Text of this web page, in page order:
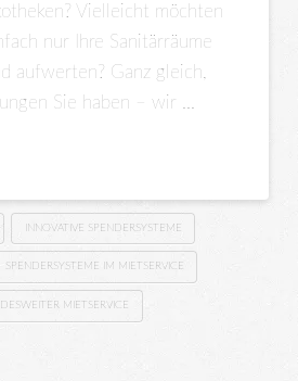
Vielleicht möchten
nur Ihre Sanitärräume
aufwerten? Ganz gleich,
Sie haben – wir …
INNOVATIVE SPENDERSYSTEME
SPENDERSYSTEME IM MIETSERVICE
MIETSERVICE